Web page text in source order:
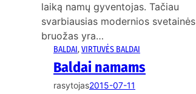
laiką namų gyventojas. Tačiau
svarbiausias modernios svetainės
bruožas yra…
BALDAI, VIRTUVĖS BALDAI
Baldai namams
rasytojas2015-07-11